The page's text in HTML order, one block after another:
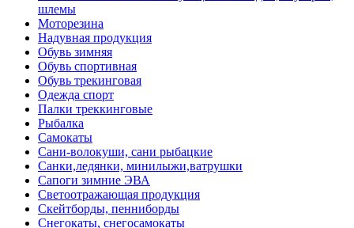
шлемы
Моторезина
Надувная продукция
Обувь зимняя
Обувь спортивная
Обувь трекинговая
Одежда спорт
Палки треккинговые
Рыбалка
Самокаты
Сани-волокуши, сани рыбацкие
Санки,ледянки, минилыжи,ватрушки
Сапоги зимние ЭВА
Светоотражающая продукция
Скейтборды, пенниборды
Снегокаты, снегосамокаты